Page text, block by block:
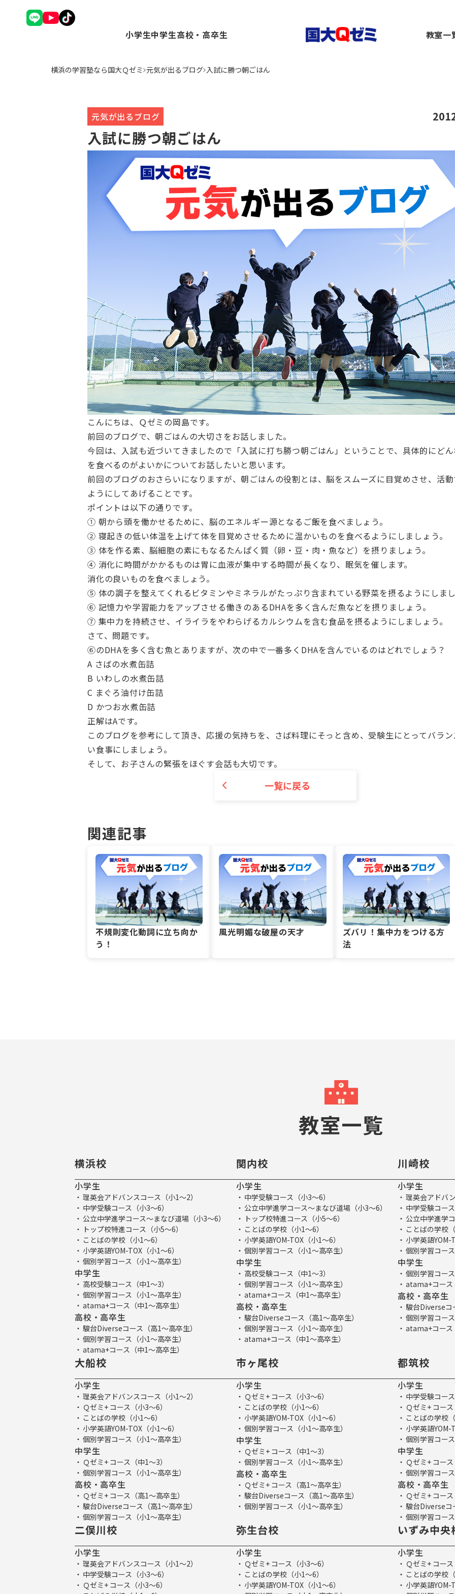
小学生
理英会アドバンスコース（小1～2）
トップ校特進コース（小5～6）
ことばの学校（小1～6）
小学英語YOM-TOX（小1～6）
個別学習コース（小1～高卒生）
中学生
Ｑゼミ+ コース（中1～3）
高校・高卒生
Ｑゼミ+ コース（高1～高卒生）
教室一
市
都筑
いず
横浜の学習塾なら国大Ｑゼミ 元気が出るブログ 入試に勝つ朝ごはん
元気が出るブログ
入試に勝つ朝ごはん
こんにちは、Ｑゼミの岡島です。
前回のブログで、朝ごはんの大切さをお話しました。
今回は、入試も近づいてきましたので「入試に打ち勝つ朝ごはん」ということで、具体的にど
を食べるのがよいかについてお話したいと思います。
前回のブログのおさらいになりますが、朝ごはんの役割とは、脳をスムーズに目覚めさせ、活
ようにしてあげることです。
ポイントは以下の通りです。
① 朝から頭を働かせるために、脳のエネルギー源となるご飯を食べましょう。
② 寝起きの低い体温を上げて体を目覚めさせるために温かいものを食べるようにしましょう。
③ 体を作る素、脳細胞の素にもなるたんぱく質（卵・豆・肉・魚など）を摂りましょう。
④ 消化に時間がかかるものは胃に血液が集中する時間が長くなり、眠気を催します。
消化の良いものを食べましょう。
⑤ 体の調子を整えてくれるビタミンやミネラルがたっぷり含まれている野菜を摂るようにしま
⑥ 記憶力や学習能力をアップさせる働きのあるDHAを多く含んだ魚などを摂りましょう。
⑦ 集中力を持続させ、イライラをやわらげるカルシウムを含む食品を摂るようにしましょう。
さて、問題です。
⑥のDHAを多く含む魚とありますが、次の中で一番多くDHAを含んでいるのはどれでしょう？
A さばの水煮缶詰
B いわしの水煮缶詰
C まぐろ油付け缶詰
D かつお水煮缶詰
正解はAです。
このブログを参考にして頂き、応援の気持ちを、さば料理にそっと含め、受験生にとってバラ
い食事にしましょう。
そして、お子さんの緊張をほぐす会話も大切です。
一覧に戻る
関連記事
不規則変化動詞に立ち向か
う！
風光明媚な破屋の天才
ズバリ！集中力をつける方
法
教室一覧
横浜校
小学生
理英会アドバンスコース（小1～2）
中学受験コース（小3～6）
公立中学進学コース～まなび道場（小3～6）
トップ校特進コース（小5～6）
ことばの学校（小1～6）
小学英語YOM-TOX（小1～6）
個別学習コース（小1～高卒生）
中学生
高校受験コース（中1～3）
個別学習コース（小1～高卒生）
atama+コース（中1～高卒生）
高校・高卒生
駿台Diverseコース（高1～高卒生）
個別学習コース（小1～高卒生）
atama+コース（中1～高卒生）
関内校
小学生
中学受験コース（小3～6）
公立中学進学コース～まなび道場（小3～6）
トップ校特進コース（小5～6）
ことばの学校（小1～6）
小学英語YOM-TOX（小1～6）
個別学習コース（小1～高卒生）
中学生
高校受験コース（中1～3）
個別学習コース（小1～高卒生）
atama+コース（中1～高卒生）
高校・高卒生
駿台Diverseコース（高1～高卒生）
個別学習コース（小1～高卒生）
atama+コース（中1～高卒生）
川崎校
小学生
理英会アドバ
中学受験コー
公立中学進学
ことばの学校
小学英語YOM-
個別学習コー
中学生
個別学習コー
atama+コース
高校・高卒生
駿台Diverseコ
個別学習コー
atama+コース
大船校
小学生
理英会アドバンスコース（小1～2）
Ｑゼミ+ コース（小3～6）
ことばの学校（小1～6）
小学英語YOM-TOX（小1～6）
個別学習コース（小1～高卒生）
中学生
Ｑゼミ+ コース（中1～3）
個別学習コース（小1～高卒生）
高校・高卒生
Ｑゼミ+ コース（高1～高卒生）
駿台Diverseコース（高1～高卒生）
個別学習コース（小1～高卒生）
市ヶ尾校
小学生
Ｑゼミ+ コース（小3～6）
ことばの学校（小1～6）
小学英語YOM-TOX（小1～6）
個別学習コース（小1～高卒生）
中学生
Ｑゼミ+ コース（中1～3）
個別学習コース（小1～高卒生）
高校・高卒生
Ｑゼミ+ コース（高1～高卒生）
駿台Diverseコース（高1～高卒生）
個別学習コース（小1～高卒生）
都筑校
小学生
中学受験コー
Ｑゼミ+ コー
ことばの学校
小学英語YOM-
個別学習コー
中学生
Ｑゼミ+ コー
個別学習コー
高校・高卒生
Ｑゼミ+ コー
駿台Diverseコ
個別学習コー
二俣川校
小学生
理英会アドバンスコース（小1～2）
中学受験コース（小3～6）
Ｑゼミ+ コース（小3～6）
弥生台校
小学生
Ｑゼミ+ コース（小3～6）
ことばの学校（小1～6）
小学英語YOM-TOX（小1～6）
いずみ中央
小学生
Ｑゼミ+ コー
ことばの学校
小学英語YOM-